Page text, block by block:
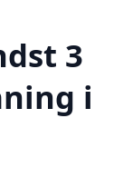
3
i